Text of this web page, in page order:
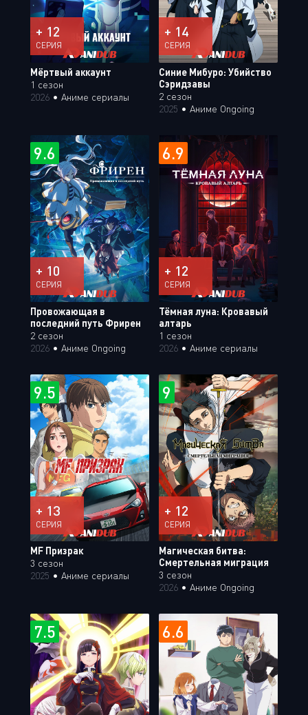
+ 12
СЕРИЯ
Мёртвый аккаунт
1 сезон
2026 • Аниме сериалы
+ 14
СЕРИЯ
Синие Мибуро: Убийство
Сэридзавы
2 сезон
2025 • Аниме Ongoing
9.6
+ 10
СЕРИЯ
Провожающая в
последний путь Фрирен
2 сезон
2026 • Аниме Ongoing
6.9
+ 12
СЕРИЯ
Тёмная луна: Кровавый
алтарь
1 сезон
2026 • Аниме сериалы
9.5
+ 13
СЕРИЯ
MF Призрак
3 сезон
2025 • Аниме сериалы
9
+ 12
СЕРИЯ
Магическая битва:
Смертельная миграция
3 сезон
2026 • Аниме Ongoing
7.5 6.6